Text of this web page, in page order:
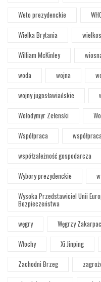
Weto prezydenckie
Wielka Brytania
William McKinley
woda
wojna
wojny jugosławiańskie
Wołodymyr Zełenski
Współpraca
współzależność gospodarcza
Wybory prezydenckie
Wysoka Przedstawiciel Unii
Bezpieczeństwa
węgry
Węgrzy
Włochy
Xi Jinping
Zachodni Brzeg